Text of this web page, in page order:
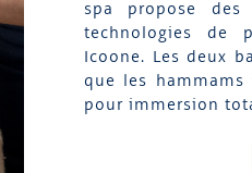
spa propose
technologies de
Icoone. Les deux
que les hammams
pour immersion